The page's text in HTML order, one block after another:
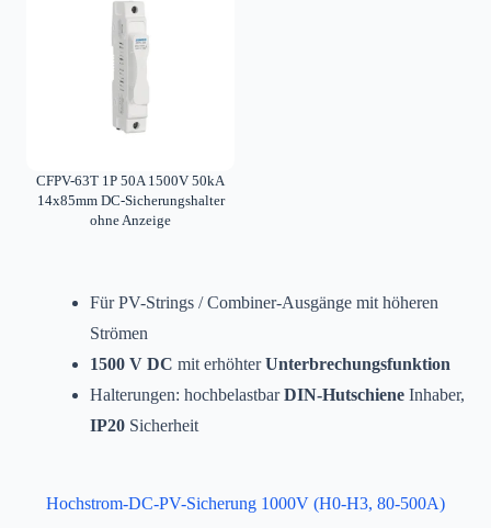
CFPV-63T 1P 50A 1500V 50kA
14x85mm DC-Sicherungshalter
ohne Anzeige
Für PV-Strings / Combiner-Ausgänge mit höheren
Strömen
1500 V DC mit erhöhterUnterbrechungsfunktion
Halterungen: hochbelastbarDIN-Hutschiene Inhaber,
IP20 Sicherheit
Hochstrom-DC-PV-Sicherung 1000V (H0-H3, 80-500A)